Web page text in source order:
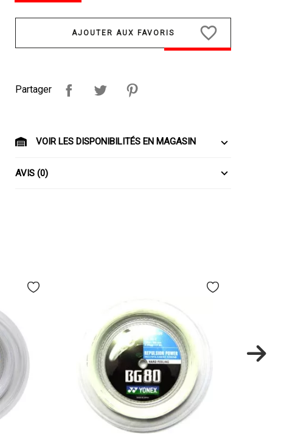
favorite_border
Partager
VOIR LES DISPONIBILITÉS EN MAGASIN
AVIS (0)